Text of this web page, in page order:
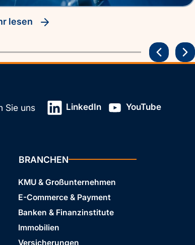
lesen
Sie uns LinkedIn YouTube
BRANCHEN
KMU & Großunternehmen
E-Commerce & Payment
Banken & Finanzinstitute
Immobilien
Versicherungen